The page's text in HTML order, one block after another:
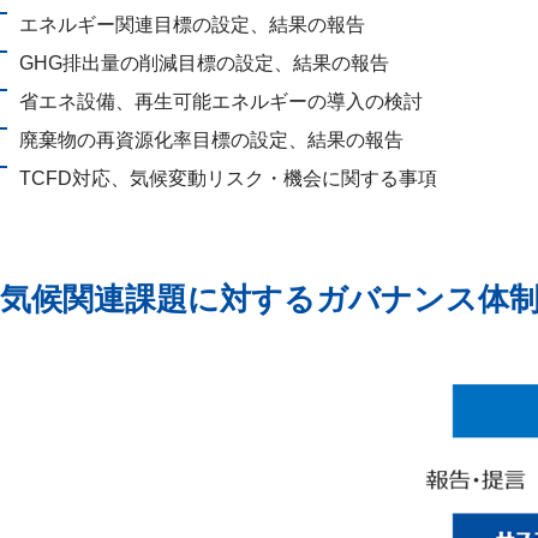
エネルギー関連目標の設定、結果の報告
GHG排出量の削減目標の設定、結果の報告
省エネ設備、再生可能エネルギーの導入の検討
廃棄物の再資源化率目標の設定、結果の報告
TCFD対応、気候変動リスク・機会に関する事項
気候関連課題に対するガバナンス体